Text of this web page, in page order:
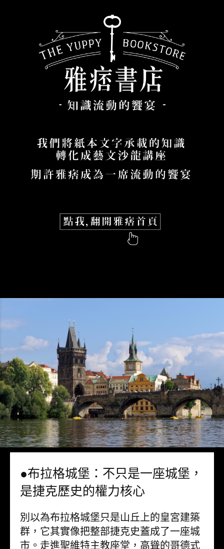
●布拉格城堡：不只是一座城堡，
是捷克歷史的權力核心
別以為布拉格城堡只是山丘上的皇宮建築
群，它其實像把整部捷克史蓋成了一座城
市。走進聖維特主教座堂，高聳的哥德式